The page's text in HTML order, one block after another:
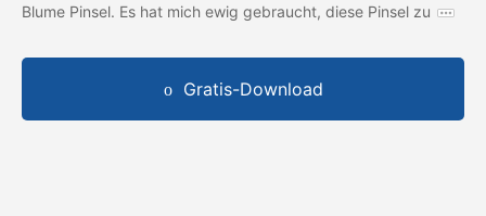
Blume Pinsel. Es hat mich ewig gebraucht, diese Pinsel zu
Gratis-Download